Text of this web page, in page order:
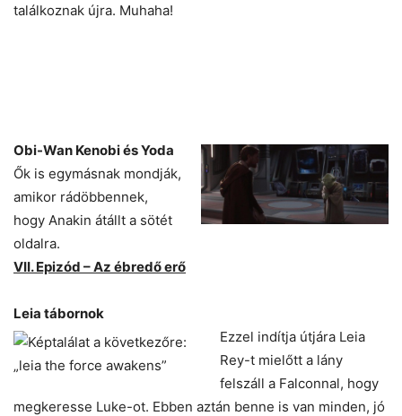
találkoznak újra. Muhaha!
Obi-Wan Kenobi és Yoda
Ők is egymásnak mondják,
amikor rádöbbennek,
hogy Anakin átállt a sötét
oldalra.
VII. Epizód – Az ébredő erő
Leia tábornok
Ezzel indítja útjára Leia
Rey-t mielőtt a lány
felszáll a Falconnal, hogy
megkeresse Luke-ot. Ebben aztán benne is van minden, jó